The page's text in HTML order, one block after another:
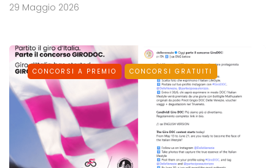
29 Maggio 2026
CONCORSI A PREMIO CONCORSI GRATUITI